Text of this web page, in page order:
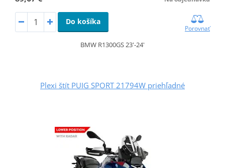
Do košíka
Porovnať
BMW R1300GS 23'-24'
Plexi štít PUIG SPORT 21794W priehľadné